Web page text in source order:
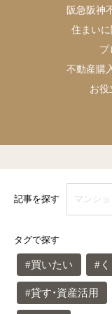
阪急阪神
住まいに
プ
不動産購
お役
記事を探す
タグで探す
#買いたい #
#貸す・資産活用